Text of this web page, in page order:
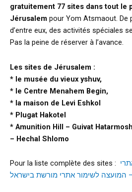
gratuitement 77 sites dans tout le
Jérusalem pour Yom Atsmaout. De
d’entre eux, des activités spéciales
Pas la peine de réserver à l’avance.
Les sites de Jérusalem :
* le musée du vieux yshuv,
* le Centre Menahem Begin,
* la maison de Levi Eshkol
* Plugat Hakotel
* Amunition Hill – Guivat
– Hechal Shlomo
Pour la liste complète des sites : ה-77 באתרי
המועצה לשימור אתרי מורשת בישראל